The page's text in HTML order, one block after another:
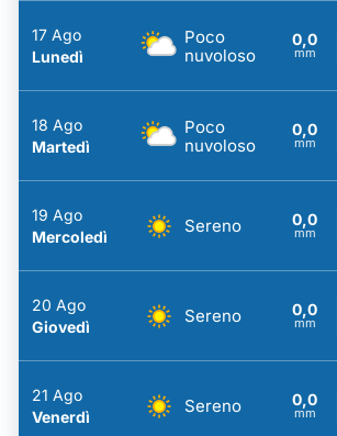
17 Ago
Lunedì
Poco
nuvoloso
0,0
mm
18 Ago
Martedì
Poco
nuvoloso
0,0
mm
19 Ago
Mercoledì
Sereno 0,0
mm
20 Ago
Giovedì
Sereno 0,0
mm
21 Ago
Venerdì
Sereno 0,0
mm